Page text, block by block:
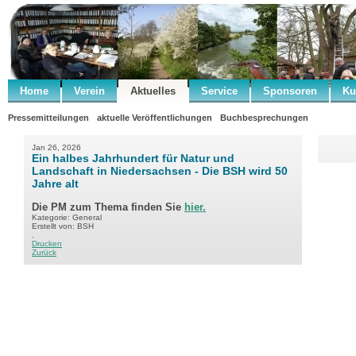
Home Verein Aktuelles Service Sponsoren
Pressemitteilungen aktuelle Veröffentlichungen Buchbesprechungen
Jan 26, 2026
Ein halbes Jahrhundert für Natur und
Landschaft in Niedersachsen - Die BSH wird 50
Jahre alt
Die PM zum Thema finden Sie hier.
Kategorie: General
Erstellt von: BSH
Drucken
Zurück